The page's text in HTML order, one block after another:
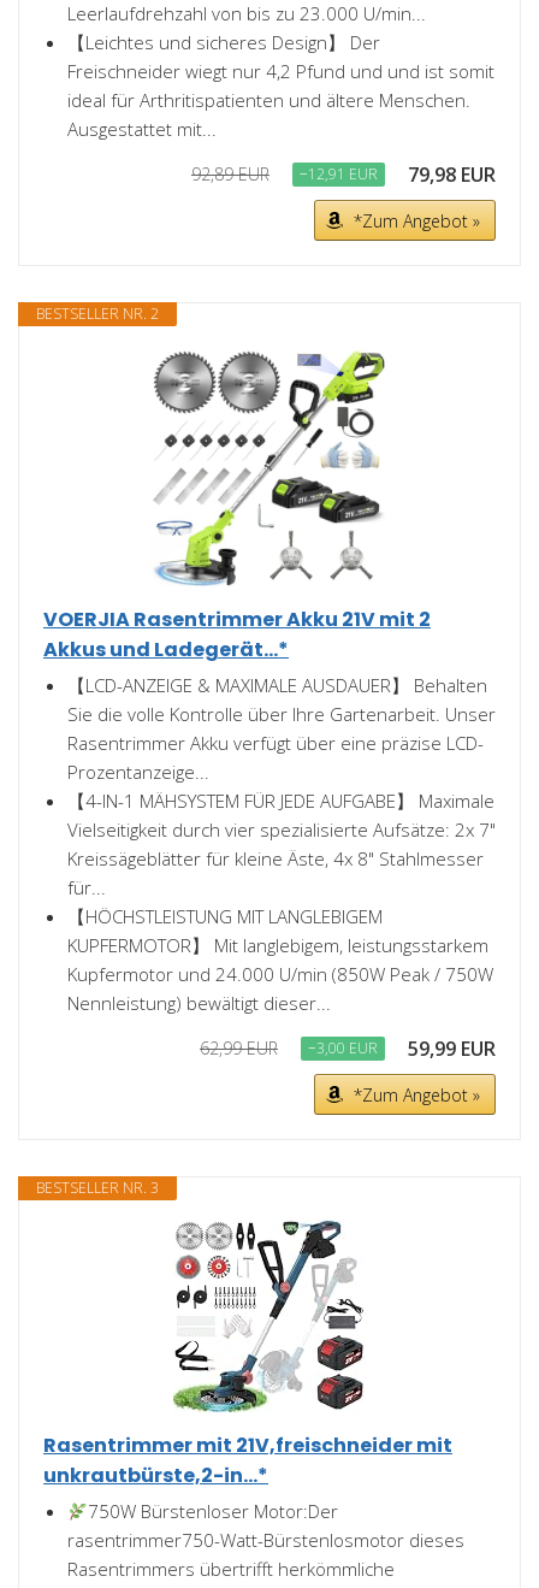
Leerlaufdrehzahl von bis zu 23.000 U/min...
【Leichtes und sicheres Design】 Der
Freischneider wiegt nur 4,2 Pfund und und ist somit
ideal für Arthritispatienten und ältere Menschen.
Ausgestattet mit...
92,89 EUR −12,91 EUR 79,98 EUR
*Zum Angebot »
BESTSELLER NR. 2
VOERJIA Rasentrimmer Akku 21V mit 2
Akkus und Ladegerät...*
【LCD-ANZEIGE & MAXIMALE AUSDAUER】 Behalten
Sie die volle Kontrolle über Ihre Gartenarbeit. Unser
Rasentrimmer Akku verfügt über eine präzise LCD-
Prozentanzeige...
【4-IN-1 MÄHSYSTEM FÜR JEDE AUFGABE】 Maximale
Vielseitigkeit durch vier spezialisierte Aufsätze: 2x 7"
Kreissägeblätter für kleine Äste, 4x 8" Stahlmesser
für...
【HÖCHSTLEISTUNG MIT LANGLEBIGEM
KUPFERMOTOR】 Mit langlebigem, leistungsstarkem
Kupfermotor und 24.000 U/min (850W Peak / 750W
Nennleistung) bewältigt dieser...
62,99 EUR −3,00 EUR 59,99 EUR
*Zum Angebot »
BESTSELLER NR. 3
Rasentrimmer mit 21V,freischneider mit
unkrautbürste,2-in...*
750W Bürstenloser Motor:Der
rasentrimmer750-Watt-Bürstenlosmotor dieses
Rasentrimmers übertrifft herkömmliche